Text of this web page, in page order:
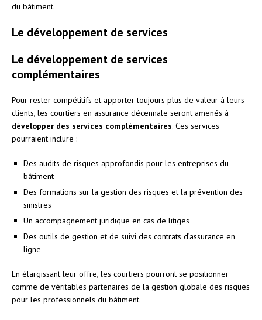
du bâtiment.
Le développement de services
Le développement de services
complémentaires
Pour rester compétitifs et apporter toujours plus de valeur à leurs
clients, les courtiers en assurance décennale seront amenés à
développer des services complémentaires. Ces services
pourraient inclure :
Des audits de risques approfondis pour les entreprises du
bâtiment
Des formations sur la gestion des risques et la prévention des
sinistres
Un accompagnement juridique en cas de litiges
Des outils de gestion et de suivi des contrats d’assurance en
ligne
En élargissant leur offre, les courtiers pourront se positionner
comme de véritables partenaires de la gestion globale des risques
pour les professionnels du bâtiment.